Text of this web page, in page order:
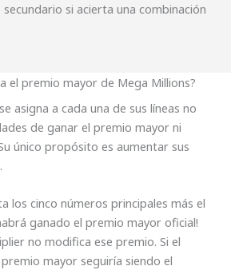
si acierta una combinación
el premio mayor de Mega Millions?
asigna a cada una de sus líneas no
de ganar el premio mayor ni
único propósito es aumentar sus
los cinco números principales más el
ganado el premio mayor oficial!
no modifica ese premio. Si el
mayor seguiría siendo el